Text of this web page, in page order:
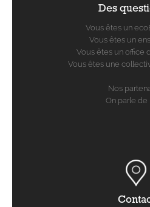
Des
Vous êtes un
Vous êtes un
Vous êtes un office
Vous êtes une
Nos
On parle de